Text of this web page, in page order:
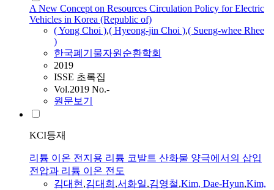
A New Concept on Resources Circulation Policy for Electric
Vehicles in Korea (Republic of)
( Yong Choi ),( Hyeong-jin Choi ),( Sueng-whee Rhee
)
한국폐기물자원순환학회
2019
ISSE 초록집
Vol.2019 No.-
원문보기
KCI등재
리튬 이온 전지용 리튬 코발트 산화물 양극에서의 삽입
전압과 리튬 이온 전도
김대현,김대희 ,서화일,김영철,Kim, Dae-Hyun,Kim,